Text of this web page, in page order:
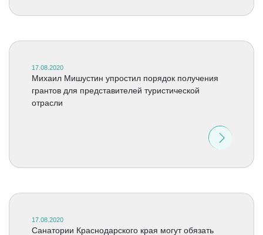
17.08.2020
Михаил Мишустин упростил порядок получения
грантов для представителей туристической
отрасли
17.08.2020
Санатории Краснодарского края могут обязать